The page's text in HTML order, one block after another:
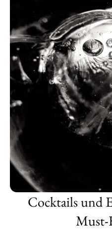
Cocktails und
Must-